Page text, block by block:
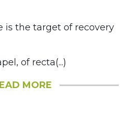
is the target of recovery
of recta(...)
MORE